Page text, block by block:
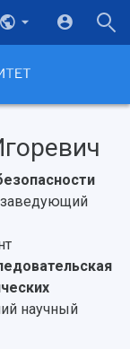
заведующий
научный